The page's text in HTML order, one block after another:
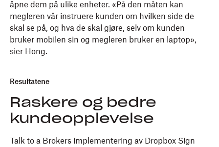
åpne dem på ulike enheter. «På den måten kan
megleren vår instruere kunden om hvilken side de
skal se på, og hva de skal gjøre, selv om kunden
bruker mobilen sin og megleren bruker en laptop»,
sier Hong.
Resultatene
Raskere og bedre
kundeopplevelse
Talk to a Brokers implementering av Dropbox Sign